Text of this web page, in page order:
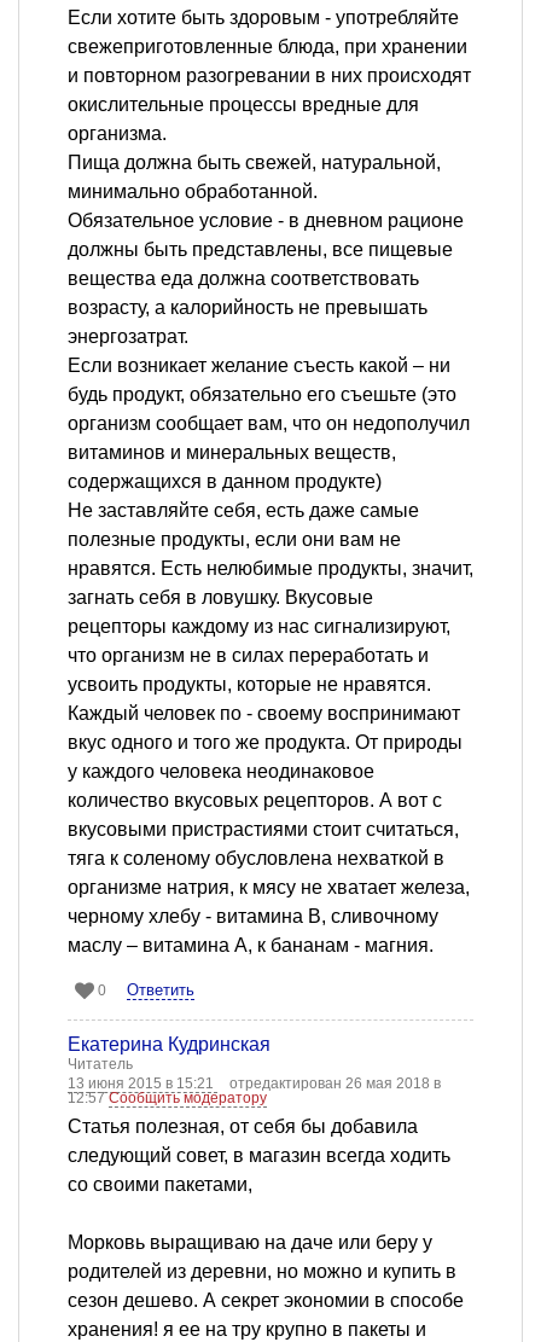
Если хотите быть здоровым - употребляйте
свежеприготовленные блюда, при хранении
и повторном разогревании в них происходят
окислительные процессы вредные для
организма.
Пища должна быть свежей, натуральной,
минимально обработанной.
Обязательное условие - в дневном рационе
должны быть представлены, все пищевые
вещества еда должна соответствовать
возрасту, а калорийность не превышать
энергозатрат.
Если возникает желание съесть какой – ни
будь продукт, обязательно его съешьте (это
организм сообщает вам, что он недополучил
витаминов и минеральных веществ,
содержащихся в данном продукте)
Не заставляйте себя, есть даже самые
полезные продукты, если они вам не
нравятся. Есть нелюбимые продукты, значит,
загнать себя в ловушку. Вкусовые
рецепторы каждому из нас сигнализируют,
что организм не в силах переработать и
усвоить продукты, которые не нравятся.
Каждый человек по - своему воспринимают
вкус одного и того же продукта. От природы
у каждого человека неодинаковое
количество вкусовых рецепторов. А вот с
вкусовыми пристрастиями стоит считаться,
тяга к соленому обусловлена нехваткой в
организме натрия, к мясу не хватает железа,
черному хлебу - витамина В, сливочному
маслу – витамина А, к бананам - магния.
0 Ответить
Екатерина Кудринская
Читатель
13 июня 2015 в 15:21
отредактирован 26 мая 2018 в
12:57Сообщить модератору
Статья полезная, от себя бы добавила
следующий совет, в магазин всегда ходить
со своими пакетами,
Морковь выращиваю на даче или беру у
родителей из деревни, но можно и купить в
сезон дешево. А секрет экономии в способе
хранения! я ее на тру крупно в пакеты и